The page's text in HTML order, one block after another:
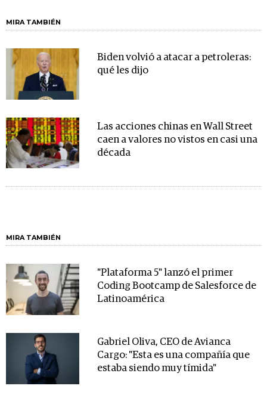
MIRA TAMBIÉN
Biden volvió a atacar a petroleras:
qué les dijo
Las acciones chinas en Wall Street
caen a valores no vistos en casi una
década
MIRA TAMBIÉN
"Plataforma 5" lanzó el primer
Coding Bootcamp de Salesforce de
Latinoamérica
Gabriel Oliva, CEO de Avianca
Cargo: "Esta es una compañía que
estaba siendo muy tímida"